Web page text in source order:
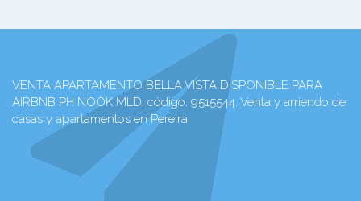
VENTA APARTAMENTO BELLA VISTA DISPONIBLE PARA
AIRBNB PH NOOK MLD, código: 9515544. Venta y arriendo de
casas y apartamentos en Pereira